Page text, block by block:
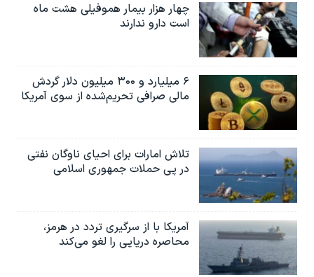
چهار هزار بیمار هموفیلی هشت ماه
است دارو ندارند
۶ میلیارد و ۳۰۰ میلیون دلار گردش
مالی صرافی تحریم‌شده از سوی آمریکا
تلاش امارات برای احیای ناوگان نفتی
در پی حملات جمهوری اسلامی
آمریکا با از سرگیری تردد در هرمز،
محاصره دریایی را لغو می‌کند